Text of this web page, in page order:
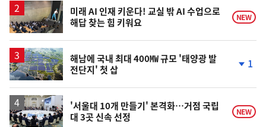
승
미래 AI 인재 키운다! 교실 밖 AI 수업으로
해답 찾는 힘 키워요
NEW
해남에 국내 최대 400㎿ 규모 '태양광 발
전단지' 첫 삽
계
락
1
'서울대 10개 만들기' 본격화…거점 국립
대 3곳 신속 선정
NEW